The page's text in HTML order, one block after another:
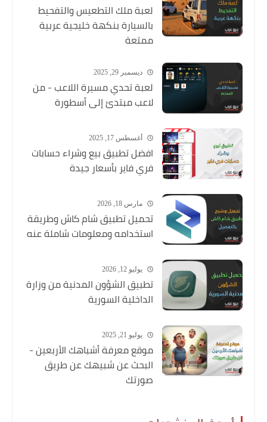
لعبة ملك التطعيس والتفحيط
بالسيارة بنكهة خليجية عربية
ممتعة
ديسمبر 29, 2025
لعبة تحدي مسيرة اللاعب - من
لاعب مبتدئ إلى أسطورة
أغسطس 17, 2025
افضل تطبيق بيع وشراء حسابات
فري فاير بأسعار جيدة
مارس 18, 2026
تحميل تطبيق شام كاش وطريقة
استخدامه ومعلومات شاملة عنه
يوليو 12, 2026
تطبيق الشؤون المدنية من وزارة
الداخلية السورية
يوليو 21, 2025
موقع معرفة أشباهك الأربعين -
البحث عن شبيهك عن طريق
صورتك